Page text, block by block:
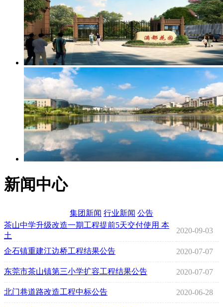
新闻中心
集团新闻 行业新闻 公告
茶山中学升级改造一期工程提前5天交付使用 本
土
2020-09-03
企石镇重建江边桥工程结果公告 2020-07-07
东莞市茶山镇第三小学扩容工程结果公告 2020-07-07
北门巷道路改造工程中标公告 2020-06-28